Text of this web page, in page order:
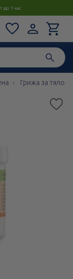
до 1 час
Грижа за тяло